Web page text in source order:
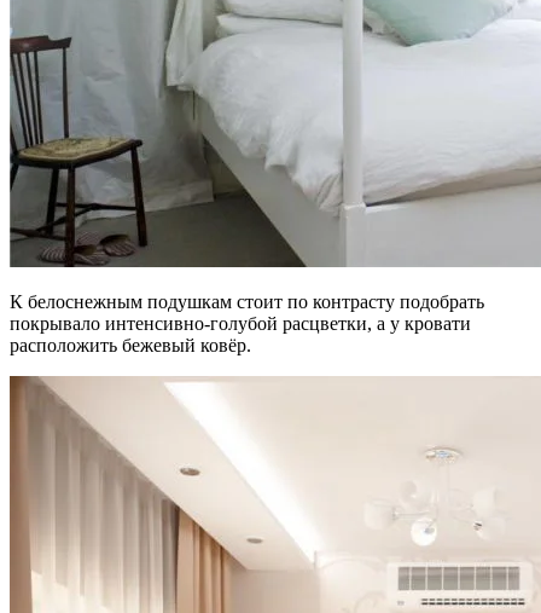
К белоснежным подушкам стоит по контрасту подобрать
покрывало интенсивно-голубой расцветки, а у кровати
расположить бежевый ковёр.